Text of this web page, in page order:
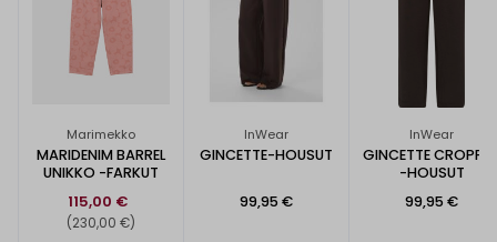
Marimekko
MARIDENIM BARREL
UNIKKO -FARKUT
115,00 €
(230,00 €)
InWear
GINCETTE-HOUSUT
99,95 €
InWear
GINCETTE
-HOUSUT
99,95 €